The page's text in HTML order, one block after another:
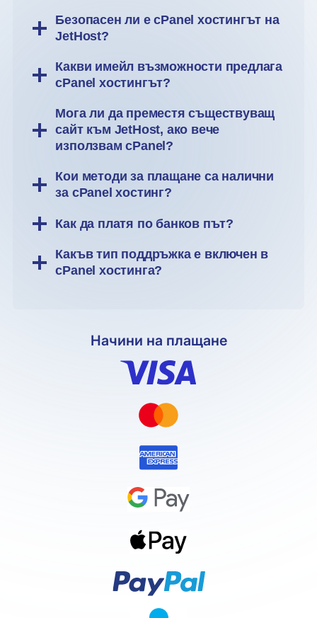
Безопасен ли е cPanel хостингът на
JetHost?
Какви имейл възможности предлага
cPanel хостингът?
Мога ли да преместя съществуващ
сайт към JetHost, ако вече
използвам cPanel?
Кои методи за плащане са налични
за cPanel хостинг?
Как да платя по банков път?
Какъв тип поддръжка е включен в
cPanel хостинга?
Начини на плащане